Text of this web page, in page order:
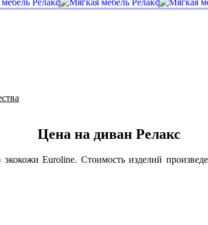
Цена на диван Релакс
Euroline. Стоимость изделий